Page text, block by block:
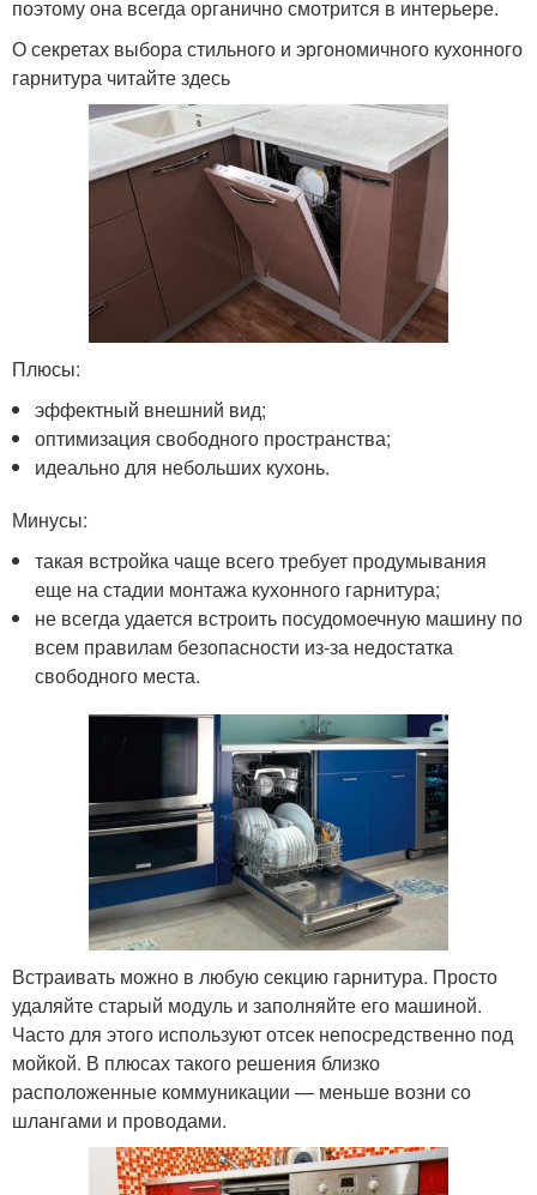
поэтому она всегда органично смотрится в интерьере.
О секретах выбора стильного и эргономичного кухонного
гарнитура читайте здесь
Плюсы:
эффектный внешний вид;
оптимизация свободного пространства;
идеально для небольших кухонь.
Минусы:
такая встройка чаще всего требует продумывания
еще на стадии монтажа кухонного гарнитура;
не всегда удается встроить посудомоечную машину по
всем правилам безопасности из-за недостатка
свободного места.
Встраивать можно в любую секцию гарнитура. Просто
удаляйте старый модуль и заполняйте его машиной.
Часто для этого используют отсек непосредственно под
мойкой. В плюсах такого решения близко
расположенные коммуникации — меньше возни со
шлангами и проводами.